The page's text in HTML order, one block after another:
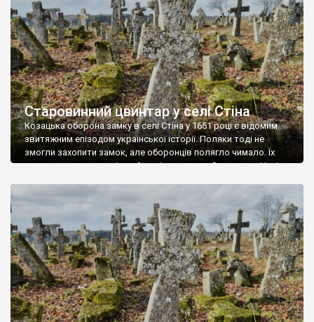
Старовинний цвинтар у селі Стіна
Козацька оборона замку в селі Стіна у 1651 році є відомим
звитяжним епізодом української історії. Поляки тоді не
змогли захопити замок, але оборонців полягло чимало. Їх
поховали на цвинтарі, який тоді називався Замковим. Нині на
ньому чимало хрестів 19 століття, є такі, де епітафії стер […]